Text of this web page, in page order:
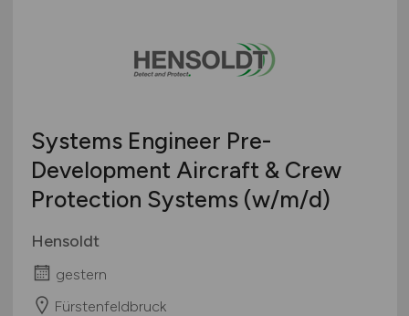
Systems Engineer Pre-
Development Aircraft & Crew
Protection Systems (w/m/d)
Hensoldt
gestern
Fürstenfeldbruck